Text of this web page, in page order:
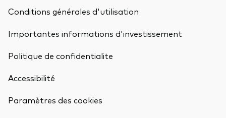
Conditions générales d'utilisation
Importantes informations d'investissement
Politique de confidentialite
Accessibilité
Paramètres des cookies